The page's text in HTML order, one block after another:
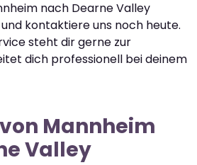
nach Dearne Valley
kontaktiere uns noch heute.
steht dir gerne zur
dich professionell bei deinem
Mannheim
Valley